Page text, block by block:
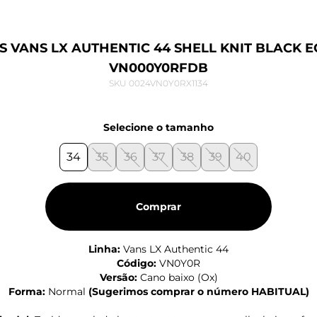
VANS LX AUTHENTIC 44 SHELL KNIT BLACK
VN000Y0RFDB
SKU 0024VN0Y0RX1134
Selecione o tamanho
34 35 36 37 38 39 40
Comprar
Linha: Vans LX Authentic 44
Código: VN0Y0R
Versão:Cano baixo (Ox)
Forma:Normal (Sugerimos comprar o número HABITUAL)